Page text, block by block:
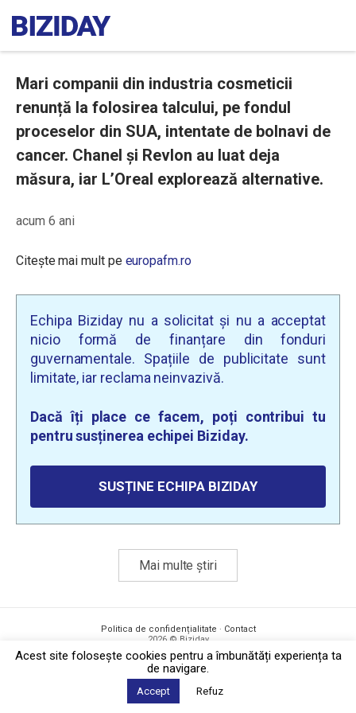
Mari companii din industria cosmeticii
renunță la folosirea talcului, pe fondul
proceselor din SUA, intentate de bolnavi de
cancer. Chanel și Revlon au luat deja
măsura, iar L’Oreal explorează alternative.
acum 6 ani
Citește mai mult pe europafm.ro
Echipa Biziday nu a solicitat și nu a acceptat
nicio formă de finanțare din fonduri
guvernamentale. Spațiile de publicitate sunt
limitate, iar reclama neinvazivă.
Dacă îți place ce facem, poți contribui tu
pentru susținerea echipei Biziday.
SUSȚINE ECHIPA BIZIDAY
Mai multe știri
Politica de confidențialitate · Contact
2026 © Biziday
Acest site foloseşte cookies pentru a îmbunătăți experiența ta
de navigare.
Accept Refuz